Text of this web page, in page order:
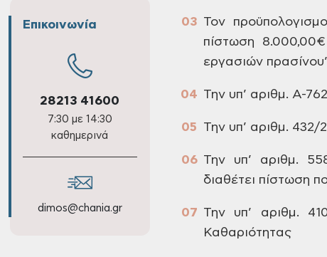
Επικοινωνία
28213 41600
7:30 με 14:30
καθημερινά
dimos@chania.gr
Τον
πίστωση 8.000,00€
εργασιών
Την υπ’ αριθμ. Α-
Την υπ’ αριθμ. 432/
Την υπ’ αριθμ.
διαθέτει πίστωση
Την υπ’ αριθμ.
Καθαριότητας